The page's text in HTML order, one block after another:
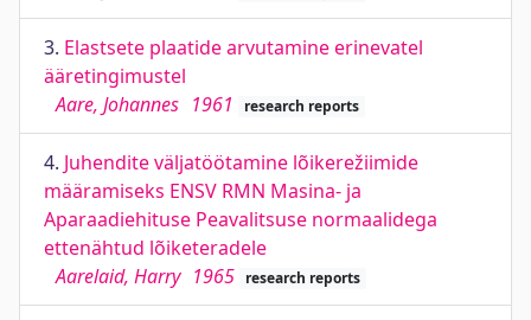
3. Elastsete plaatide arvutamine erinevatel
ääretingimustel
Aare, Johannes 1961 research reports
4. Juhendite väljatöötamine lõikerežiimide
määramiseks ENSV RMN Masina- ja
Aparaadiehituse Peavalitsuse normaalidega
ettenähtud lõiketeradele
Aarelaid, Harry 1965 research reports